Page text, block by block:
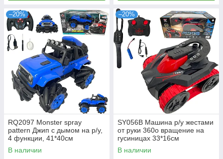
–20%
RQ2097 Monster spray
pattern Джип с дымом на р/у,
4 функции, 41*40см
В наличии
–20%
SY056B Машина р/у жестами
от руки 360о вращение на
гусиницах 33*16см
В наличии